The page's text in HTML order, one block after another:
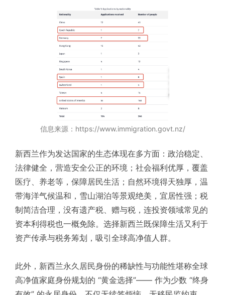
信息来源：https://www.immigration.govt.nz/
新西兰作为发达国家的生态体现在多方面：政治稳定、
法律健全，营造安全公正的环境；社会福利优厚，覆盖
医疗、养老等，保障居民生活；自然环境得天独厚，温
带海洋气候温和，雪山湖泊等景观绝美，宜居性强；税
制简洁合理，没有遗产税、赠与税，连投资领域常见的
资本利得税也一概免除。选择新西兰既保障生活又利于
资产传承与税务筹划，吸引全球高净值人群。
此外，新西兰永久居民身份的稀缺性与功能性堪称全球
高净值家庭身份规划的 “黄金选择”—— 作为少数 “终身